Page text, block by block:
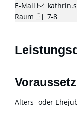
E-Mail
Raum
7-8
Alters- oder